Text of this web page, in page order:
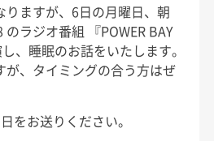
りますが、6日の月曜日、朝
ラジオ番組 『POWER BAY
、睡眠のお話をいたします。
が、タイミングの合う方はぜ
をお送りください。